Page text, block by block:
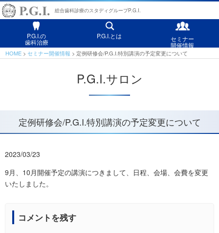
総合歯科診療のスタディグループP.G.I.
P.G.I.の
歯科治療
P.G.I.とは セミナー
開催情報
HOME セミナー開催情報 定例研修会/P.G.I.特別講演の予定変更について
P.G.I.サロン
定例研修会/P.G.I.特別講演の予定変更について
2023/03/23
9月、10月開催予定の講演につきまして、日程、会場、会費を変更
いたしました。
コメントを残す